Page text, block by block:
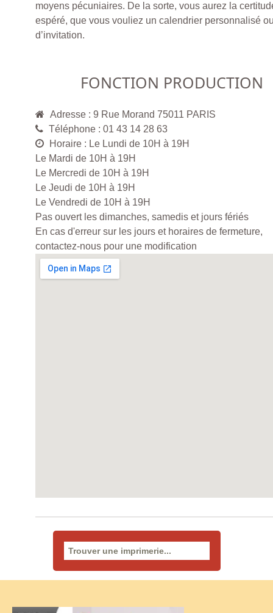
moyens pécuniaires. De la sorte, vous aurez la
espéré, que vous vouliez un calendrier personnalisé
d’invitation.
FONCTION PRODUCTION
Adresse : 9 Rue Morand 75011 PARIS
Téléphone : 01 43 14 28 63
Horaire : Le Lundi de 10H à 19H
Le Mardi de 10H à 19H
Le Mercredi de 10H à 19H
Le Jeudi de 10H à 19H
Le Vendredi de 10H à 19H
Pas ouvert les dimanches, samedis et jours fériés
En cas d'erreur sur les jours et horaires de fermeture,
contactez-nous pour une modification
Rechercher